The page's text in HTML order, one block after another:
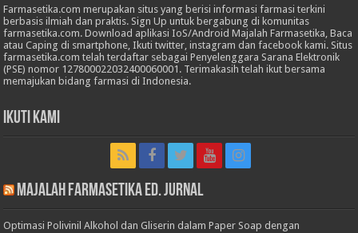
Farmasetika.com merupakan situs yang berisi informasi farmasi terkini
berbasis ilmiah dan praktis. Sign Up untuk bergabung di komunitas
farmasetika.com. Download aplikasi IoS/Android Majalah Farmasetika, Baca
atau Caping di smartphone, Ikuti twitter, instagram dan facebook kami. Situs
farmasetika.com telah terdaftar sebagai Penyelenggara Sarana Elektronik
(PSE) nomor 127800022032400060001. Terimakasih telah ikut bersama
memajukan bidang farmasi di Indonesia.
Ikuti Kami
Majalah Farmasetika Ed. Jurnal
Optimasi Polivinil Alkohol dan Gliserin dalam Paper Soap dengan